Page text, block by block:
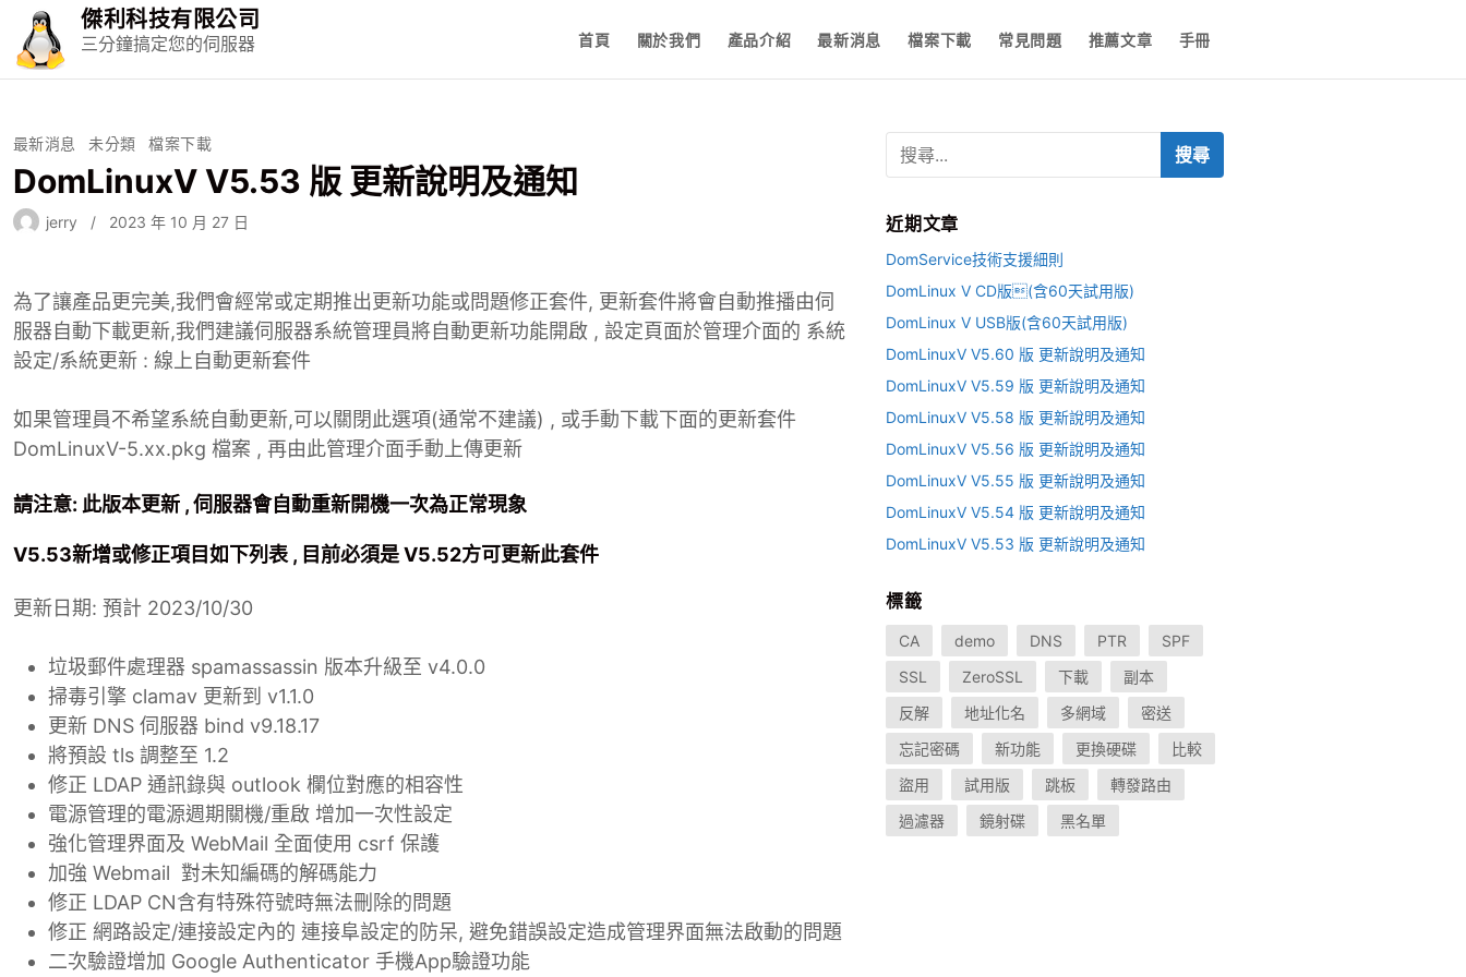
傑利科技有限公司
三分鐘搞定您的伺服器 首頁 關於我們 產品介紹 最新消息 檔案下載 常見問題 推薦文章 手冊
最新消息 未分類 檔案下載
DomLinuxV V5.53 版 更新說明及通知
jerry 2023 年 10 月 27 日
為了讓產品更完美,我們會經常或定期推出更新功能或問題修正套件, 更新套件將會自動推播由伺
服器自動下載更新,我們建議伺服器系統管理員將自動更新功能開啟 , 設定頁面於管理介面的 系統
設定/系統更新 : 線上自動更新套件
如果管理員不希望系統自動更新,可以關閉此選項(通常不建議) , 或手動下載下面的更新套件
DomLinuxV-5.xx.pkg 檔案 , 再由此管理介面手動上傳更新
請注意: 此版本更新 , 伺服器會自動重新開機一次為正常現象
V5.53新增或修正項目如下列表 , 目前必須是 V5.52方可更新此套件
更新日期: 預計 2023/10/30
垃圾郵件處理器 spamassassin 版本升級至 v4.0.0
掃毒引擎 clamav 更新到 v1.1.0
更新 DNS 伺服器 bind v9.18.17
將預設 tls 調整至 1.2
修正 LDAP 通訊錄與 outlook 欄位對應的相容性
電源管理的電源週期關機/重啟 增加一次性設定
強化管理界面及 WebMail 全面使用 csrf 保護
加強 Webmail 對未知編碼的解碼能力
修正 LDAP CN含有特殊符號時無法刪除的問題
修正 網路設定/連接設定內的 連接阜設定的防呆, 避免錯誤設定造成管理界面無法啟動的問題
二次驗證增加 Google Authenticator 手機App驗證功能
鍵
字
:
近期文章
DomService技術支援細則
DomLinux V CD版(含60天試用版)
DomLinux V USB版(含60天試用版)
DomLinuxV V5.60 版 更新說明及通知
DomLinuxV V5.59 版 更新說明及通知
DomLinuxV V5.58 版 更新說明及通知
DomLinuxV V5.56 版 更新說明及通知
DomLinuxV V5.55 版 更新說明及通知
DomLinuxV V5.54 版 更新說明及通知
DomLinuxV V5.53 版 更新說明及通知
標籤
CA demo DNS PTR
SPF
SSL
ZeroSSL 下載
副本
反解
地址化名 多網域
密送
忘記密碼
新功能 更換硬碟
比較
盜用
試用版 跳板
轉發路由
過濾器
鏡射碟 黑名單